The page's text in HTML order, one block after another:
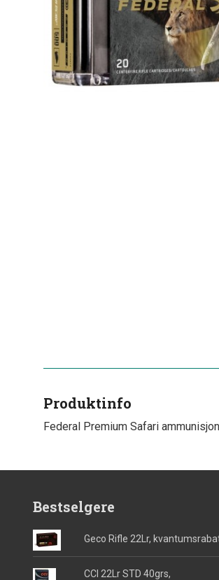
Produktinfo
Federal Premium Safari
Bestselgere
Geco Rifle 22Lr,
CCI 22Lr STD 40grs,